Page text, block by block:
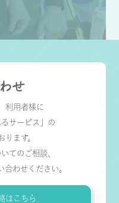
せ
利用者様に
るサービス」の
ります。
てのご相談、
合わせください。
はこちら